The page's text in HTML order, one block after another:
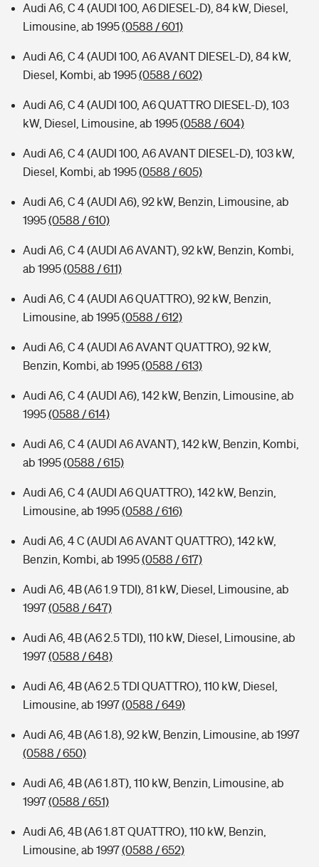
Audi A6, C 4 (AUDI 100, A6 DIESEL-D), 84 kW, Diesel,
Limousine, ab 1995(0588 / 601)
Audi A6, C 4 (AUDI 100, A6 AVANT DIESEL-D), 84 kW,
Diesel, Kombi, ab 1995(0588 / 602)
Audi A6, C 4 (AUDI 100, A6 QUATTRO DIESEL-D), 103
kW, Diesel, Limousine, ab 1995(0588 / 604)
Audi A6, C 4 (AUDI 100, A6 AVANT DIESEL-D), 103 kW,
Diesel, Kombi, ab 1995(0588 / 605)
Audi A6, C 4 (AUDI A6), 92 kW, Benzin, Limousine, ab
1995(0588 / 610)
Audi A6, C 4 (AUDI A6 AVANT), 92 kW, Benzin, Kombi,
ab 1995(0588 / 611)
Audi A6, C 4 (AUDI A6 QUATTRO), 92 kW, Benzin,
Limousine, ab 1995(0588 / 612)
Audi A6, C 4 (AUDI A6 AVANT QUATTRO), 92 kW,
Benzin, Kombi, ab 1995(0588 / 613)
Audi A6, C 4 (AUDI A6), 142 kW, Benzin, Limousine, ab
1995(0588 / 614)
Audi A6, C 4 (AUDI A6 AVANT), 142 kW, Benzin, Kombi,
ab 1995(0588 / 615)
Audi A6, C 4 (AUDI A6 QUATTRO), 142 kW, Benzin,
Limousine, ab 1995(0588 / 616)
Audi A6, 4 C (AUDI A6 AVANT QUATTRO), 142 kW,
Benzin, Kombi, ab 1995(0588 / 617)
Audi A6, 4B (A6 1.9 TDI), 81 kW, Diesel, Limousine, ab
1997(0588 / 647)
Audi A6, 4B (A6 2.5 TDI), 110 kW, Diesel, Limousine, ab
1997(0588 / 648)
Audi A6, 4B (A6 2.5 TDI QUATTRO), 110 kW, Diesel,
Limousine, ab 1997(0588 / 649)
Audi A6, 4B (A6 1.8), 92 kW, Benzin, Limousine, ab 1997
(0588 / 650)
Audi A6, 4B (A6 1.8T), 110 kW, Benzin, Limousine, ab
1997(0588 / 651)
Audi A6, 4B (A6 1.8T QUATTRO), 110 kW, Benzin,
Limousine, ab 1997(0588 / 652)